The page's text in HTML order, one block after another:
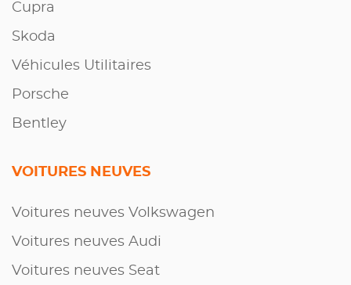
Cupra
Skoda
Véhicules Utilitaires
Porsche
Bentley
VOITURES NEUVES
Voitures neuves Volkswagen
Voitures neuves Audi
Voitures neuves Seat